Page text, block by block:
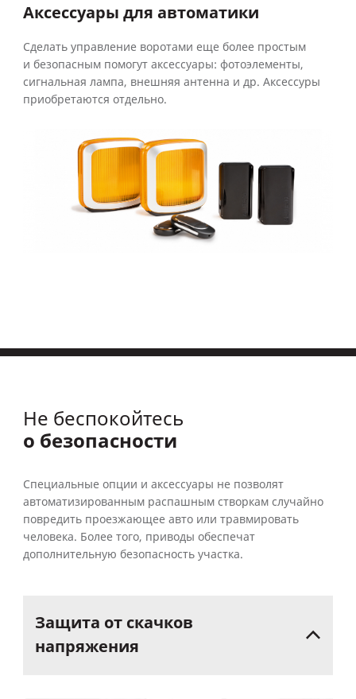
Аксессуары для автоматики
Сделать управление воротами еще более простым
и безопасным помогут аксессуары: фотоэлементы,
сигнальная лампа, внешняя антенна и др. Аксессуры
приобретаются отдельно.
Не беспокойтесь
о безопасности
Специальные опции и аксессуары не позволят
автоматизированным распашным створкам случайно
повредить проезжающее авто или травмировать
человека. Более того, приводы обеспечат
дополнительную безопасность участка.
Защита от скачков
напряжения